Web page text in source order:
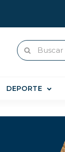
DEPORTE